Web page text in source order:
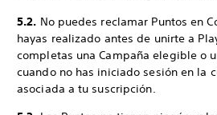
5.2. No puedes reclamar Puntos en
hayas realizado antes de unirte a
completas una Campaña elegible o
cuando no has iniciado sesión en la
asociada a tu suscripción.